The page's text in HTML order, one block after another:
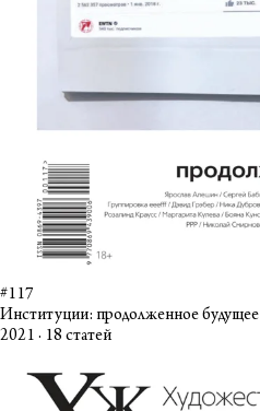
#117
Институции: продолженное будущее
2021 · 18 статей